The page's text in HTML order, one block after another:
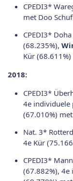
CPEDI3*
met Doo
CPEDI3*
(68.235%),
Kür
2018:
CPEDI3*
4e individuele
(67.010%)
Nat. 3*
4e Kür
CPEDI3*
(67.882%), 4e